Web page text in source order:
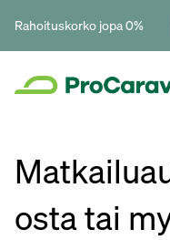
Rahoituskorko jopa 0%
osta tai